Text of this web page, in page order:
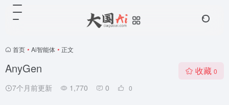
首页 • Ai智能体 • 正文
AnyGen
7个月前更新 1,770 0 0
收藏 0